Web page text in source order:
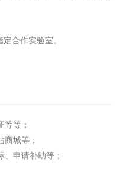
合作实验室。
等；
城等；
申请补助等；